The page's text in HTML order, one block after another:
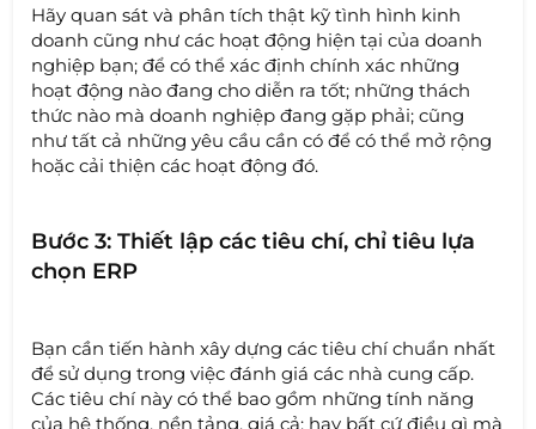
Hãy quan sát và phân tích thật kỹ tình hình kinh
doanh cũng như các hoạt động hiện tại của doanh
nghiệp bạn; để có thể xác định chính xác những
hoạt động nào đang cho diễn ra tốt; những thách
thức nào mà doanh nghiệp đang gặp phải; cũng
như tất cả những yêu cầu cần có để có thể mở rộng
hoặc cải thiện các hoạt động đó.
Bước 3: Thiết lập các tiêu chí, chỉ tiêu lựa
chọn ERP
Bạn cần tiến hành xây dựng các tiêu chí chuẩn nhất
để sử dụng trong việc đánh giá các nhà cung cấp.
Các tiêu chí này có thể bao gồm những tính năng
của hệ thống, nền tảng, giá cả; hay bất cứ điều gì mà